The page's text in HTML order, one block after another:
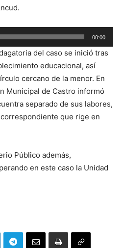
00:00
del caso se inició tras
educacional, así
cercano de la menor. En
Municipal de Castro informó
separado de sus labores,
que rige en
Público además,
en este caso la Unidad